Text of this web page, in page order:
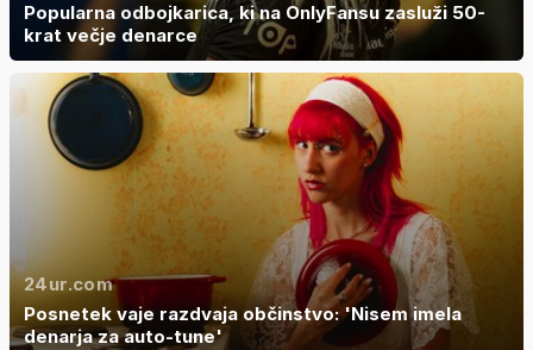
Popularna odbojkarica, ki na OnlyFansu zasluži 50-
krat večje denarce
24ur.com
Posnetek vaje razdvaja občinstvo: 'Nisem imela
denarja za auto-tune'